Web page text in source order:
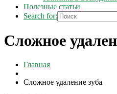
Полезные статьи
Search for:
Сложное
Главная
Сложное удаление зуба